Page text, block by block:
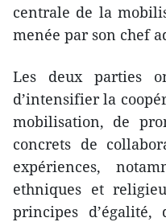
centrale de la
menée par son chef
Les deux parties
d’intensifier la
mobilisation, de
concrets de
expériences,
ethniques et
principes